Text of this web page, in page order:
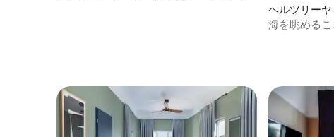
ヘルツリー
海を眺める
のホテル（